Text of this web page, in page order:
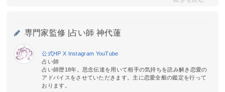
専門家監修 | 占い師 神代蓮
公式HP X Instagram YouTube
占い師
占い師歴18年。思念伝達を用いて相手の気持ちを読み解き恋愛の
アドバイスをさせていただきます。主に恋愛全般の鑑定を行って
おります。